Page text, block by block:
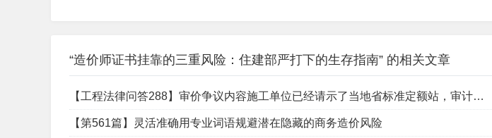
“造价师证书挂靠的三重风险：住建部严打下的生存指南” 的相关文章
【工程法律问答288】审价争议内容施工单位已经请示了当地省标准定额站，审计单位也认为施工单位计算正确，但建设单位不确认，作为施工单位该采取何种办法？
【第561篇】灵活准确用专业词语规避潜在隐藏的商务造价风险